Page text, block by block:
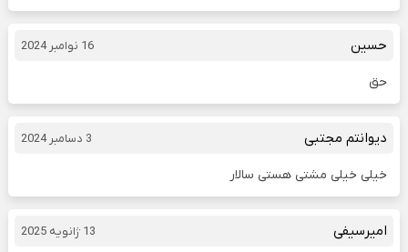
حسین 16 نوامبر 2024
حق
دیوانتم مجتبی 3 دسامبر 2024
خیلی خیلی مشتی هستی سالار
امیرسیفی 13 ژانویه 2025